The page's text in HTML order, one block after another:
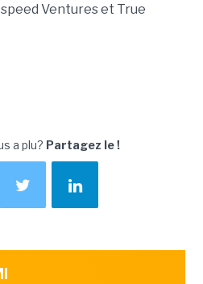
Ventures et True
a plu? Partagez le !